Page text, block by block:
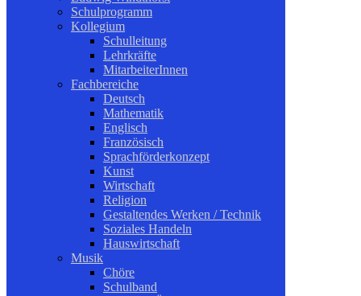
Schulprogramm
Kollegium
Schulleitung
Lehrkräfte
MitarbeiterInnen
Fachbereiche
Deutsch
Mathematik
Englisch
Französisch
Sprachförderkonzept
Kunst
Wirtschaft
Religion
Gestaltendes Werken / Technik
Soziales Handeln
Hauswirtschaft
Musik
Chöre
Schulband